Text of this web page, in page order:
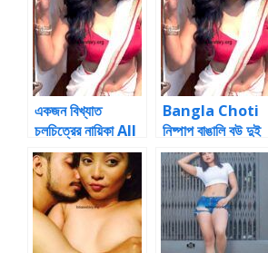
একজন বিখ্যাত
চলচিত্রের নায়িকা All
bangla choti
Choti And
Tamil love-
making of
bangla sex
Bangla Choti
নিষ্পাপ বাঙালি বউ দুই
পর্ব ১Bangla
Choti |Bangla
Choti